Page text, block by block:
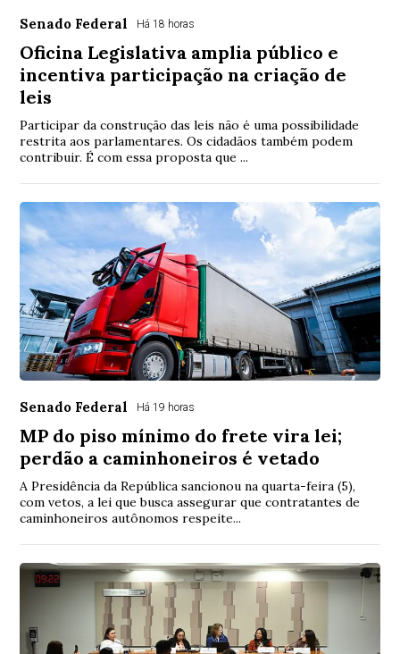
Senado Federal Há 18 horas
Oficina Legislativa amplia público e
incentiva participação na criação de
leis
Participar da construção das leis não é uma possibilidade
restrita aos parlamentares. Os cidadãos também podem
contribuir. É com essa proposta que ...
Senado Federal Há 19 horas
MP do piso mínimo do frete vira lei;
perdão a caminhoneiros é vetado
A Presidência da República sancionou na quarta-feira (5),
com vetos, a lei que busca assegurar que contratantes de
caminhoneiros autônomos respeite...